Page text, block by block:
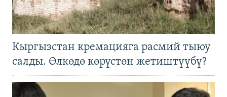
Кыргызстан кремацияга расмий тыюу
салды. Өлкөдө көрүстөн жетиштүүбү?